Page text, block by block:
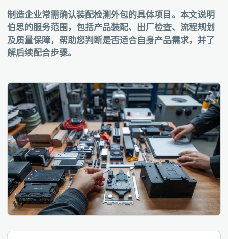
制造企业常需确认装配检测外包的具体项目。本文说明
伯思的服务范围，包括产品装配、出厂检查、流程规划
及质量保障，帮助您判断是否适合自身产品需求，并了
解后续配合步骤。